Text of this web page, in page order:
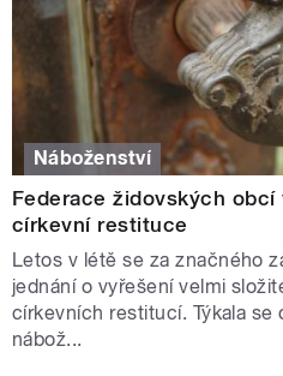
Náboženství
Federace židovských
církevní restituce
Letos v létě se za značného
jednání o vyřešení velmi
církevních restitucí. Týkala se
nábož...